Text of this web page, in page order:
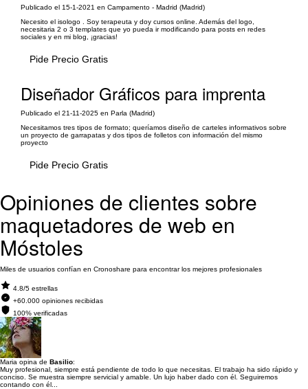
Publicado el 15-1-2021 en Campamento - Madrid (Madrid)
Necesito el isologo . Soy terapeuta y doy cursos online. Además del logo,
necesitaria 2 o 3 templates que yo pueda ir modificando para posts en redes
sociales y en mi blog, ¡gracias!
Pide Precio Gratis
Diseñador Gráficos para imprenta
Publicado el 21-11-2025 en Parla (Madrid)
Necesitamos tres tipos de formato; queríamos diseño de carteles informativos sobre
un proyecto de garrapatas y dos tipos de folletos con información del mismo
proyecto
Pide Precio Gratis
Opiniones de clientes sobre
maquetadores de web en
Móstoles
Miles de usuarios confían en Cronoshare para encontrar los mejores profesionales
4.8/5 estrellas
+60.000 opiniones recibidas
100% verificadas
Maria opina de Basilio:
Muy profesional, siempre está pendiente de todo lo que necesitas. El trabajo ha sido rápido y
conciso. Se muestra siempre servicial y amable. Un lujo haber dado con él. Seguiremos
contando con él...